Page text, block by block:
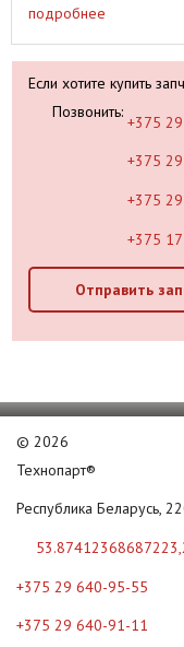
подробнее
Если хотите купить
Позвонить:
+375
+375
+375
+375
Отправить
© 2026
Технопарт®
Республика Беларусь,
+375 29 640-95-55
+375 29 640-91-11